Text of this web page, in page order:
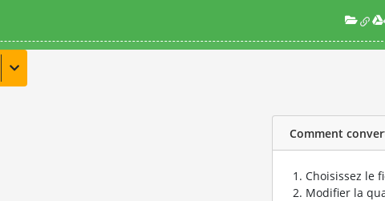
Comment
Choisissez le
Modifier la